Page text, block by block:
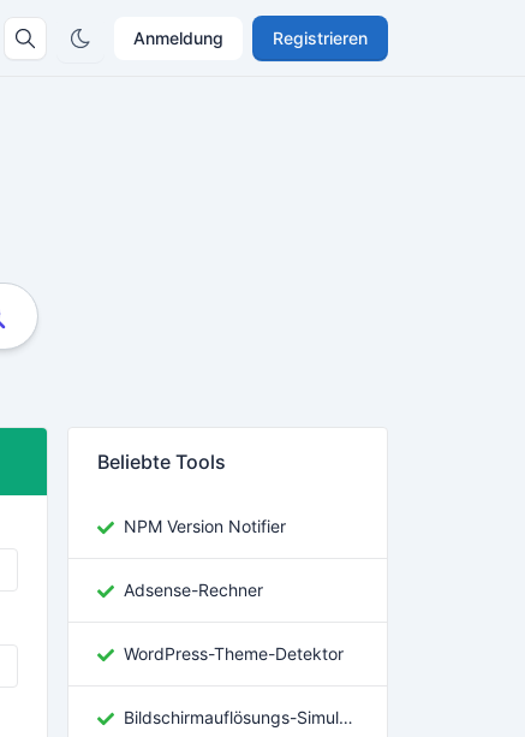
Anmeldung Registrieren
Beliebte Tools
NPM Version Notifier
Adsense-Rechner
WordPress-Theme-Detektor
Bildschirmauflösungs-Simulator